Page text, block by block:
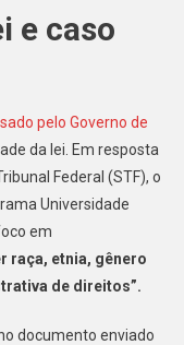
e caso
pelo Governo de
da lei. Em resposta
Federal (STF), o
Universidade
em
raça, etnia, gênero
de direitos”.
documento enviado